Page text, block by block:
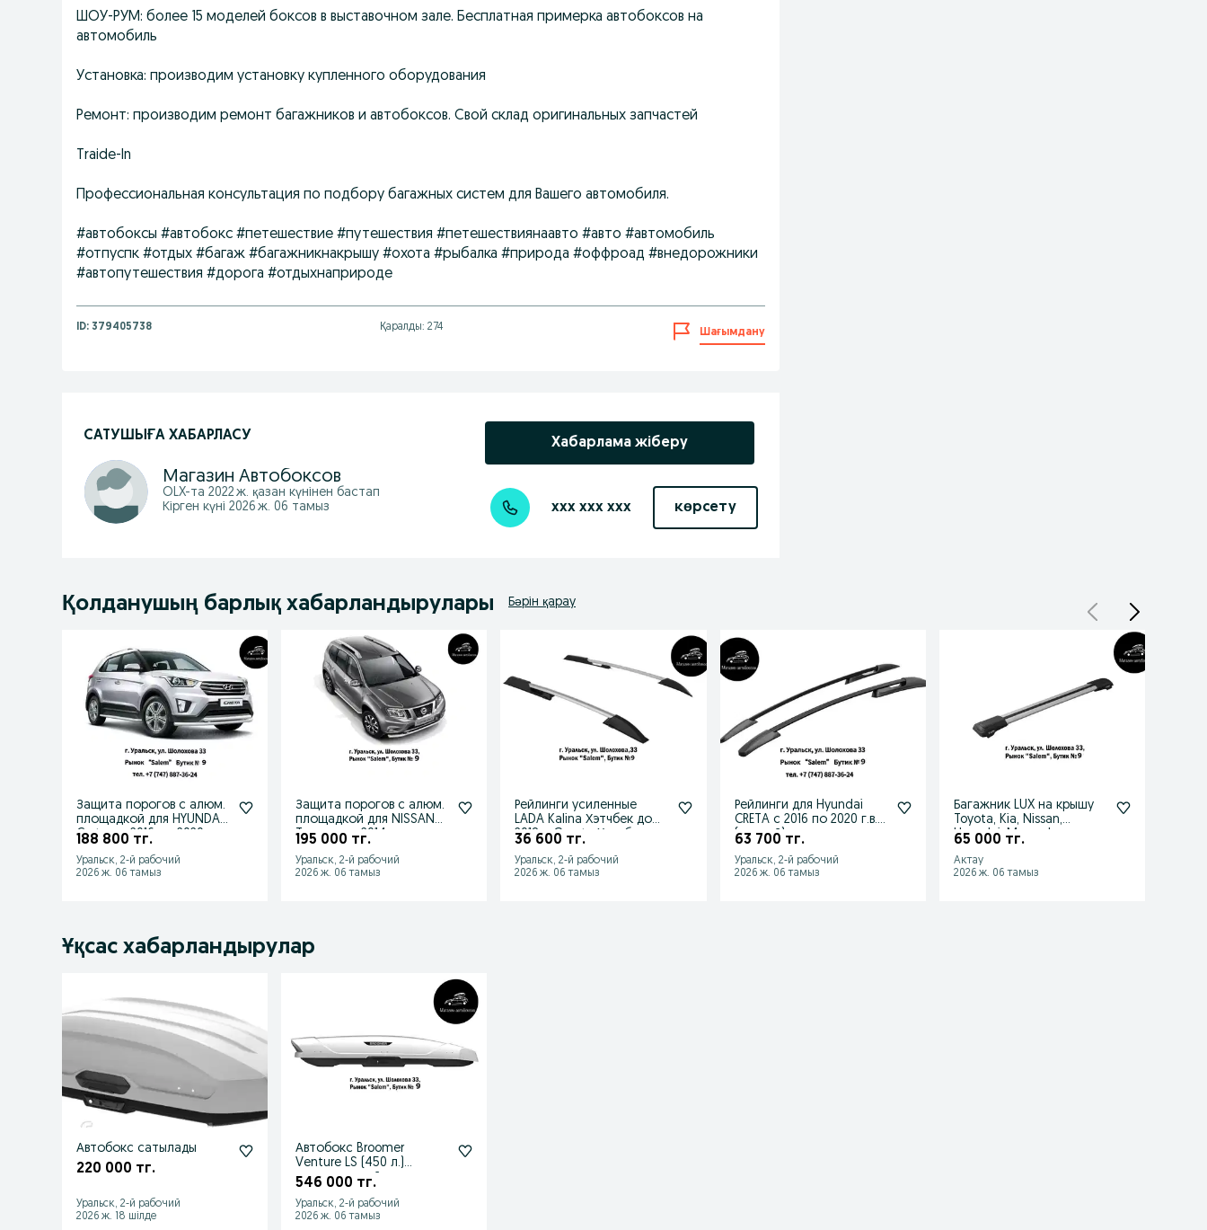
ШОУ-РУМ: более 15 моделей боксов в выставочном зале. Бесплатная примерка автобоксов на
автомобиль
Установка: производим установку купленного оборудования
Ремонт: производим ремонт багажников и автобоксов. Свой склад оригинальных запчастей
Тrаidе-In
Профессиональная консультация по подбору багажных систем для Вашего автомобиля.
#автобоксы #автобокс #петешествие #путешествия #петешествиянаавто #авто #автомобиль
#отпуспк #отдых #багаж #багажникнакрышу #охота #рыбалка #природа #оффроад #внедорожники
#автопутешествия #дорога #отдыхнаприроде
ID: 379405738 Қаралды: 274 Шағымдану
САТУШЫҒА ХАБАРЛАСУ
Магазин Автобоксов
OLX-та 2022 ж. қазан күнінен бастап
Кірген күні 2026 ж. 06 тамыз
Хабарлама жіберу
xxx xxx xxx көрсету
Қолданушың барлық хабарландырулары Бәрін қарау
Защита порогов с алюм.
площадкой для HYUNDAI
Creta от 2016 до 2020 г.в
188 800 тг.
Уральск, 2-й рабочий
2026 ж. 06 тамыз
Защита порогов с алюм.
площадкой для NISSAN
Terrano от 2014 г.в.
195 000 тг.
Уральск, 2-й рабочий
2026 ж. 06 тамыз
Рейлинги усиленные
LADA Kalina Хэтчбек до
2018 и Granta Хэтчбек с
36 600 тг.
Уральск, 2-й рабочий
2026 ж. 06 тамыз
Рейлинги для Hyundai
CRETA с 2016 по 2020 г.в.
(черный)
63 700 тг.
Уральск, 2-й рабочий
2026 ж. 06 тамыз
Багажник LUX на крышу
Toyota, Kia, Nissan,
Hyundai, Mercedes в
65 000 тг.
Актау
2026 ж. 06 тамыз
Ұқсас хабарландырулар
Автобокс сатылады
220 000 тг.
Уральск, 2-й рабочий
2026 ж. 18 шілде
Автобокс Broomer
Venture LS (450 л.)
двусторонний все цвета
546 000 тг.
Уральск, 2-й рабочий
2026 ж. 06 тамыз